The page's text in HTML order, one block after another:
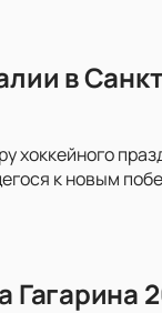
в
хоккейного
к новым
Гагарина